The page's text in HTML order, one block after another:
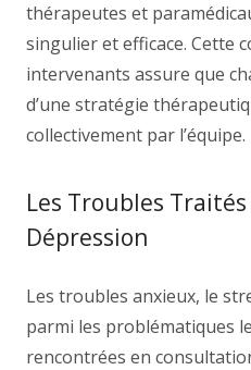
thérapeutes et
singulier et efficace. Cette
intervenants assure que
d’une stratégie
collectivement par l’équipe.
Les Troubles
Dépression
Les troubles anxieux, le
parmi les problématiques
rencontrées en